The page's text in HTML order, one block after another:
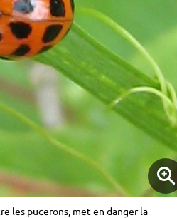
les pucerons, met en danger la